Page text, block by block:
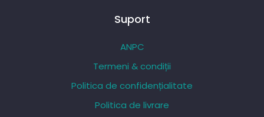
Suport
ANPC
Termeni & condiții
Politica de confidențialitate
Politica de livrare